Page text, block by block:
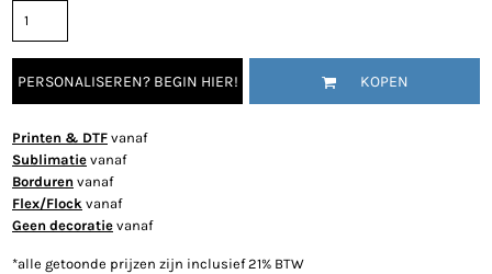
PERSONALISEREN? BEGIN HIER! KOPEN
Printen & DTF vanaf
Sublimatie vanaf
Borduren vanaf
Flex/Flock vanaf
Geen decoratie vanaf
*alle getoonde prijzen zijn inclusief 21% BTW